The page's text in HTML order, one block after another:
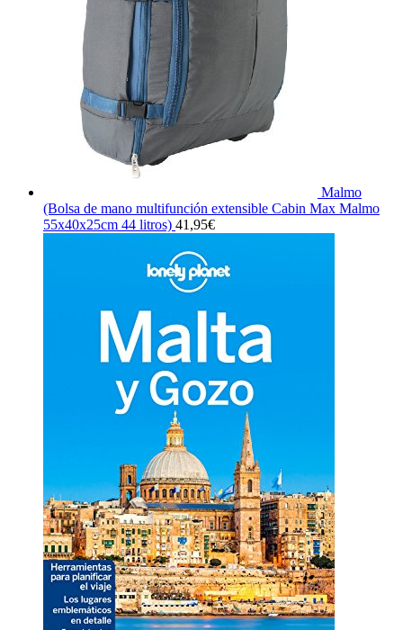
Malmo
(Bolsa de mano multifunción extensible Cabin Max Malmo
55x40x25cm 44 litros) 41,95€